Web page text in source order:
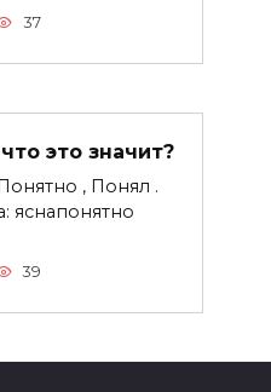
37
это значит?
, Понял .
яснапонятно
39